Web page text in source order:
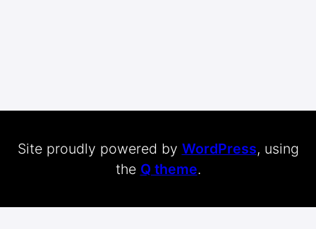
Site proudly powered by WordPress, using
the Q theme.